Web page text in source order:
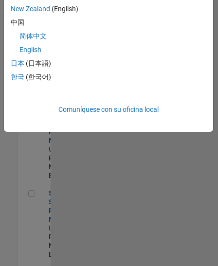
zona.
Senior Solutions Engineer - Model Based Design
Model Based
US-MA-Natick
Experimentado
Program
Manager
US-MA-Natick
Program
Management |
Experimentado
Senior Software Program Manager
Senior
Software
Program
Manager
US-MA-Natick
Program
Management |
Experimentado
New Zealand (English)
中国
简体中文
English
日本 (日本語)
한국 (한국어)
Comuníquese con su oficina local